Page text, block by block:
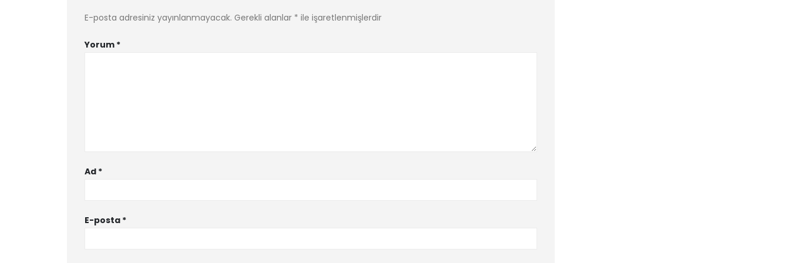
E-posta adresiniz yayınlanmayacak. Gerekli alanlar * ile işaretlenmişlerdir
Yorum *
Ad *
E-posta *